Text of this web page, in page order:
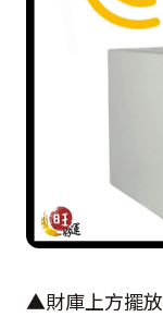
▲財庫上方擺放